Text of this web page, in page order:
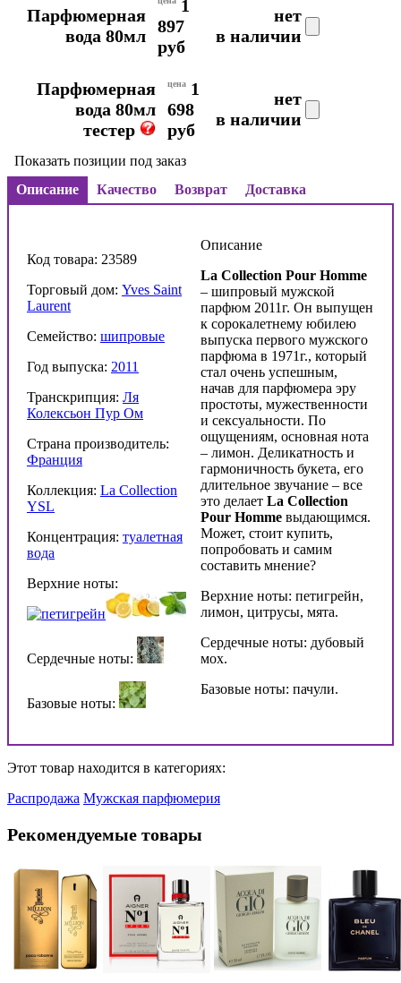
Парфюмерная
вода 80мл
1
897
руб
нет
в наличии
Парфюмерная
вода 80мл
тестер
цена 1
698
руб
нет
в наличии
Показать позиции под заказ
Описание
Качество Возврат Доставка
Код товара: 23589
Торговый дом: Yves Saint
Laurent
Семейство: шипровые
Год выпуска: 2011
Транскрипция: Ля
Колексьон Пур Ом
Страна производитель:
Франция
Коллекция: La Collection
YSL
Концентрация: туалетная
вода
Верхние ноты:
Сердечные ноты:
Базовые ноты:
Описание
La Collection Pour Homme
– шипровый мужской
парфюм 2011г. Он выпущен
к сорокалетнему юбилею
выпуска первого мужского
парфюма в 1971г., который
стал очень успешным,
начав для парфюмера эру
простоты, мужественности
и сексуальности. По
ощущениям, основная нота
– лимон. Деликатность и
гармоничность букета, его
длительное звучание – все
это делает La Collection
Pour Homme выдающимся.
Может, стоит купить,
попробовать и самим
составить мнение?
Верхние ноты: петигрейн,
лимон, цитрусы, мята.
Сердечные ноты: дубовый
мох.
Базовые ноты: пачули.
Этот товар находится в категориях:
Распродажа Мужская парфюмерия
Рекомендуемые товары